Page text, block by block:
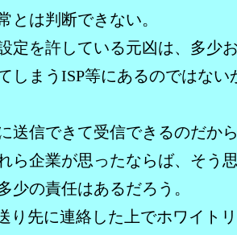
とは判断できない。
定を許している元凶は、多少
しまうISP等にあるのではない
送信できて受信できるのだか
ら企業が思ったならば、そう
少の責任はあるだろう。
り先に連絡した上でホワイト